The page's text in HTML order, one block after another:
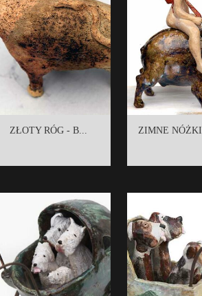
ZŁOTY RÓG - B... ZIMNE NÓŻKI